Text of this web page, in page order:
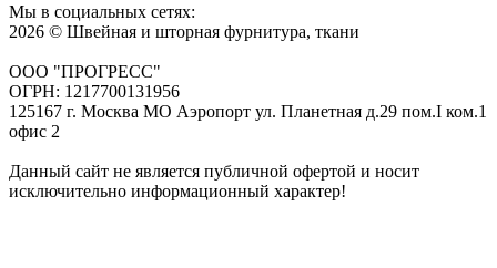
Мы в социальных сетях:
2026 © Швейная и шторная фурнитура, ткани
ООО "ПРОГРЕСС"
ОГРН: 1217700131956
125167 г. Москва МО Аэропорт ул. Планетная д.29 пом.I ком.1
офис 2
Данный сайт не является публичной офертой и носит
исключительно информационный характер!